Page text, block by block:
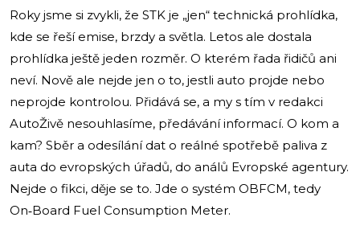
Roky jsme si zvykli, že STK je „jen“ technická prohlídka,
kde se řeší emise, brzdy a světla. Letos ale dostala
prohlídka ještě jeden rozměr. O kterém řada řidičů ani
neví. Nově ale nejde jen o to, jestli auto projde nebo
neprojde kontrolou. Přidává se, a my s tím v redakci
AutoŽivě nesouhlasíme, předávání informací. O kom a
kam? Sběr a odesílání dat o reálné spotřebě paliva z
auta do evropských úřadů, do análů Evropské agentury.
Nejde o fikci, děje se to. Jde o systém OBFCM, tedy
On‑Board Fuel Consumption Meter.